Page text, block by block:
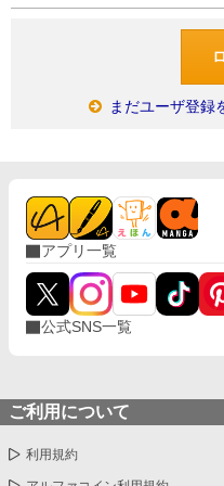
まだユーザ登録
アプリ一覧
公式SNS一覧
ご利用について
利用規約